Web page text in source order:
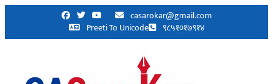
Skip to content
casarokar@gmail.com
Preeti To Unicode
९८५१०१७९१४